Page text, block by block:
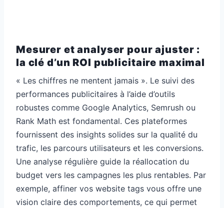
Mesurer et analyser pour ajuster :
la clé d’un ROI publicitaire maximal
« Les chiffres ne mentent jamais ». Le suivi des
performances publicitaires à l’aide d’outils
robustes comme Google Analytics, Semrush ou
Rank Math est fondamental. Ces plateformes
fournissent des insights solides sur la qualité du
trafic, les parcours utilisateurs et les conversions.
Une analyse régulière guide la réallocation du
budget vers les campagnes les plus rentables. Par
exemple, affiner vos website tags vous offre une
vision claire des comportements, ce qui permet